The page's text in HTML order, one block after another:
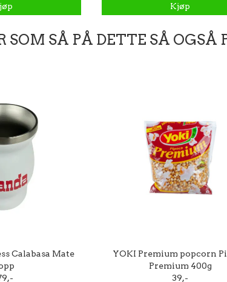
Kjøp
SOM SÅ PÅ DETTE SÅ OGSÅ
Calabasa Mate
YOKI Premium popcorn
Premium 400g
39,-